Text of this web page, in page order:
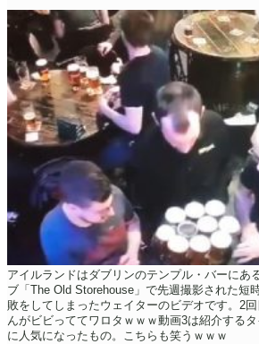
アイルランドはダブリンのテンプル・バーにあ
ブ「The Old Storehouse」で先週撮影された短
敗をしてしまったウェイターのビデオです。2
んがビビっててワロタｗｗｗ動画3は紹介する
に人気になったもの。こちらも笑うｗｗｗ